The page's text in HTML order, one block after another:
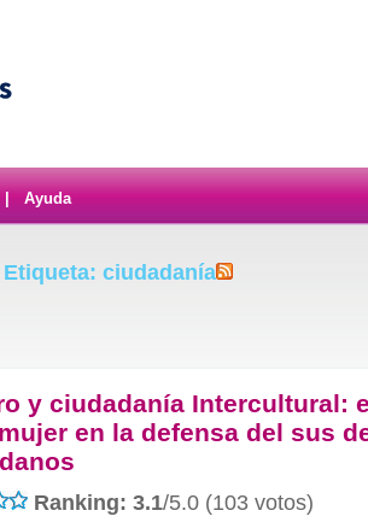
Ayuda
ciudadanía
y ciudadanía Intercultural:
en la defensa del sus
Ranking: 3.1/5.0 (103 votos)